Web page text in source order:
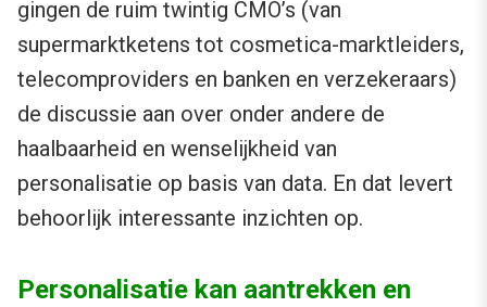
gingen de ruim twintig CMO’s (van
supermarktketens tot cosmetica-marktleiders,
telecomproviders en banken en verzekeraars)
de discussie aan over onder andere de
haalbaarheid en wenselijkheid van
personalisatie op basis van data. En dat levert
behoorlijk interessante inzichten op.
Personalisatie kan aantrekken en